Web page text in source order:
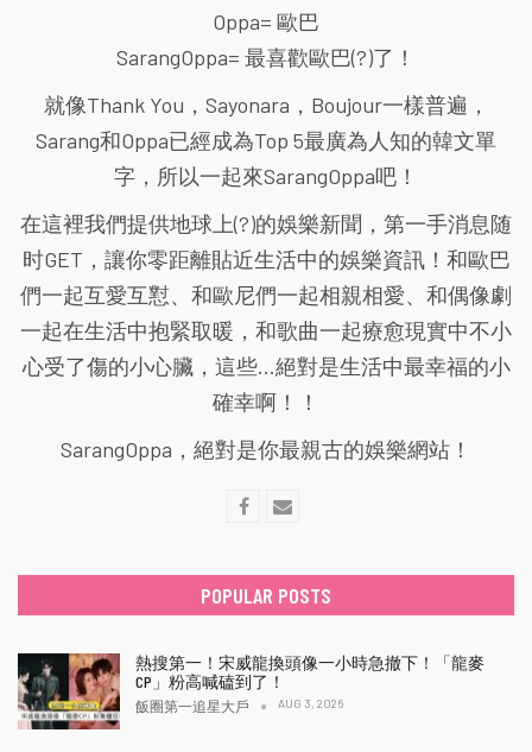
Oppa= 歐巴
SarangOppa= 最喜歡歐巴(?)了！
就像Thank You，Sayonara，Boujour一樣普遍，
Sarang和Oppa已經成為Top 5最廣為人知的韓文單
字，所以一起來SarangOppa吧！
在這裡我們提供地球上(?)的娛樂新聞，第一手消息随
时GET，讓你零距離貼近生活中的娛樂資訊！和歐巴
們一起互愛互懟、和歐尼們一起相親相愛、和偶像劇
一起在生活中抱緊取暖，和歌曲一起療愈現實中不小
心受了傷的小心臟，這些...絕對是生活中最幸福的小
確幸啊！！
SarangOppa，絕對是你最親古的娛樂網站！
POPULAR POSTS
熱搜第一！宋威龍換頭像一小時急撤下！「龍麥
CP」粉高喊磕到了！
飯圈第一追星大戶 AUG 3, 2026